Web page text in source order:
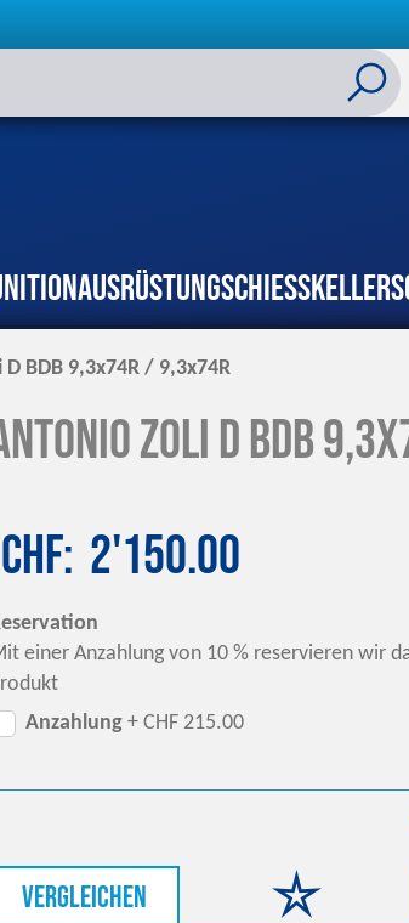
AusrüstungSchiesskeller
BDB 9,3x74R / 9,3x74R
Zoli D BDB
CHF 2'150.00
einer Anzahlung von 10 % reservieren wir
Anzahlung + CHF 215.00
vergleichen